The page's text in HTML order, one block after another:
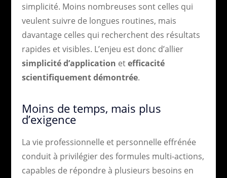
simplicité. Moins nombreuses sont celles qui
veulent suivre de longues routines, mais
davantage celles qui recherchent des résultats
rapides et visibles. L’enjeu est donc d’allier
simplicité d’application etefficacité
scientifiquement démontrée.
Moins de temps, mais plus
d’exigence
La vie professionnelle et personnelle effrénée
conduit à privilégier des formules multi-actions,
capables de répondre à plusieurs besoins en